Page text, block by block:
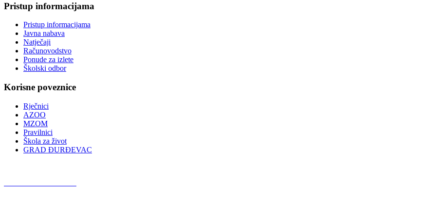
Pristup informacijama
Pristup informacijama
Javna nabava
Natječaji
Računovodstvo
Ponude za izlete
Školski odbor
Korisne poveznice
Rječnici
AZOO
MZOM
Pravilnici
Škola za život
GRAD ĐURĐEVAC